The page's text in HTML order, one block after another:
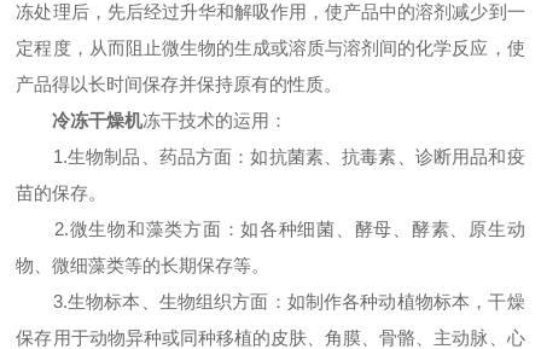
冻处理后，先后经过升华和解吸作用，使产品中的溶剂减少到一
定程度，从而阻止微生物的生成或溶质与溶剂间的化学反应，使
产品得以长时间保存并保持原有的性质。
冷冻干燥机冻干技术的运用：
1.生物制品、药品方面：如抗菌素、抗毒素、诊断用品和疫
苗的保存。
2.微生物和藻类方面：如各种细菌、酵母、酵素、原生动
物、微细藻类等的长期保存等。
3.生物标本、生物组织方面：如制作各种动植物标本，干燥
保存用于动物异种或同种移植的皮肤、角膜、骨骼、主动脉、心